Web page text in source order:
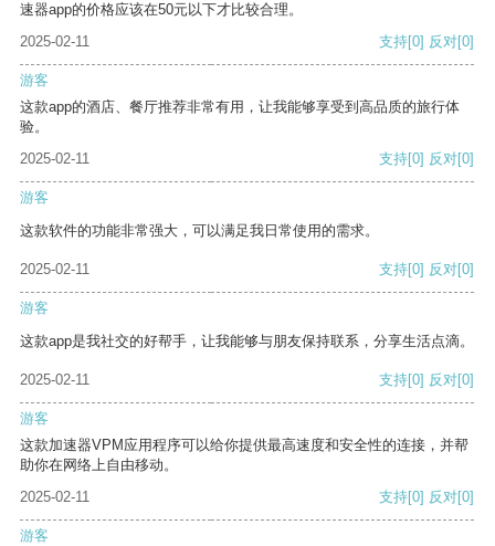
速器app的价格应该在50元以下才比较合理。
2025-02-11
支持[0] 反对[0]
游客
这款app的酒店、餐厅推荐非常有用，让我能够享受到高品质的旅行体
验。
2025-02-11
支持[0] 反对[0]
游客
这款软件的功能非常强大，可以满足我日常使用的需求。
2025-02-11 支持[0] 反对[0]
游客
这款app是我社交的好帮手，让我能够与朋友保持联系，分享生活点滴。
2025-02-11 支持[0] 反对[0]
游客
这款加速器VPM应用程序可以给你提供最高速度和安全性的连接，并帮
助你在网络上自由移动。
2025-02-11
支持[0] 反对[0]
游客